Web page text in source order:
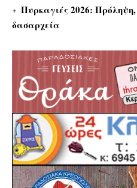
Πυρκαγιές 2026:
δασαρχεία